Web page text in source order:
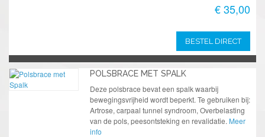
€ 35,00
BESTEL DIRECT
POLSBRACE MET SPALK
Deze polsbrace bevat een spalk waarbij
bewegingsvrijheid wordt beperkt. Te gebruiken bij:
Artrose, carpaal tunnel syndroom, Overbelasting
van de pols, peesontsteking en revalidatie. Meer
info